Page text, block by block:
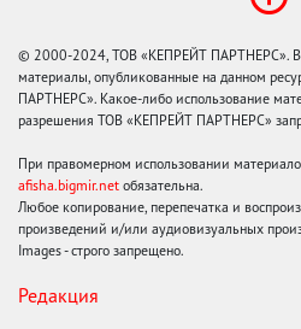
© 2000-2024, ТОВ «КЕПРЕЙТ ПАРТНЕРС».
материалы, опубликованные на данном
ПАРТНЕРС». Какое-либо использование
разрешения ТОВ «КЕПРЕЙТ ПАРТНЕРС»
При правомерном использовании
afisha.bigmir.net обязательна.
Любое копирование, перепечатка и
произведений и/или аудиовизуальных
Images - строго запрещено.
Редакция